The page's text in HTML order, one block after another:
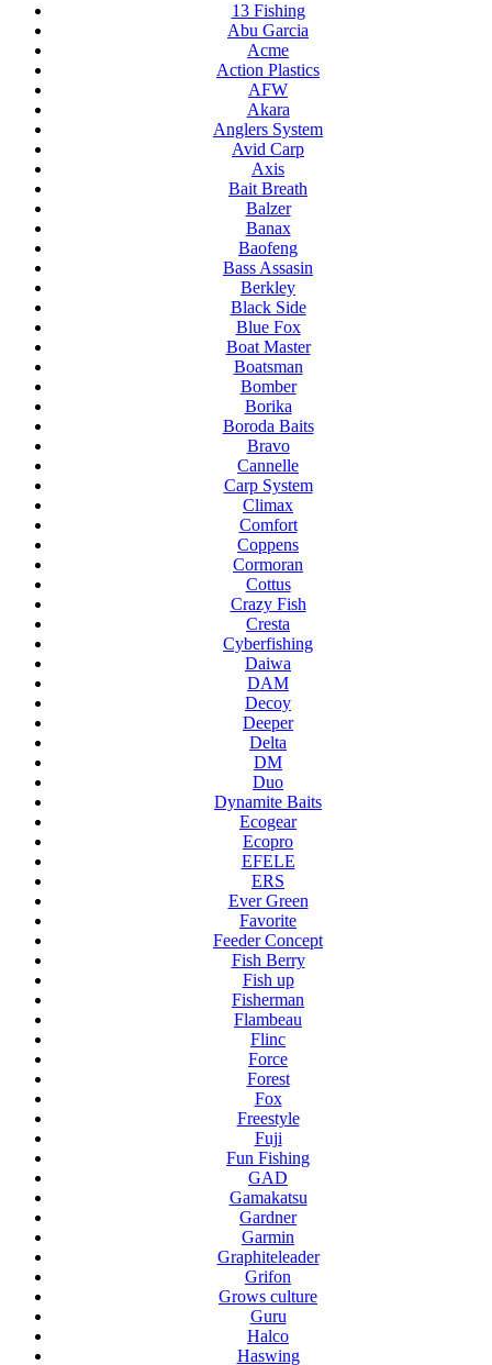
13 Fishing
Abu Garcia
Acme
Action Plastics
AFW
Akara
Anglers System
Avid Carp
Axis
Bait Breath
Balzer
Banax
Baofeng
Bass Assasin
Berkley
Black Side
Blue Fox
Boat Master
Boatsman
Bomber
Borika
Boroda Baits
Bravo
Cannelle
Carp System
Climax
Comfort
Coppens
Cormoran
Cottus
Crazy Fish
Cresta
Cyberfishing
Daiwa
DAM
Decoy
Deeper
Delta
DM
Duo
Dynamite Baits
Ecogear
Ecopro
EFELE
ERS
Ever Green
Favorite
Feeder Concept
Fish Berry
Fish up
Fisherman
Flambeau
Flinc
Force
Forest
Fox
Freestyle
Fuji
Fun Fishing
GAD
Gamakatsu
Gardner
Garmin
Graphiteleader
Grifon
Grows culture
Guru
Halco
Haswing